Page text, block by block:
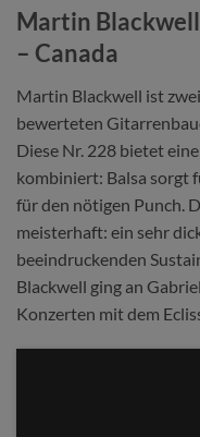
Martin
– Canada
Martin Blackwell ist
bewerteten
Diese Nr. 228 bietet
kombiniert: Balsa sorgt
für den nötigen Punch.
meisterhaft: ein sehr
beeindruckenden
Blackwell ging an
Konzerten mit dem